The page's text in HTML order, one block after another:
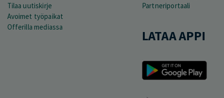
Tilaa uutiskirje
Avoimet työpaikat
Offerilla mediassa
Partneriportaali
LATAA APPI